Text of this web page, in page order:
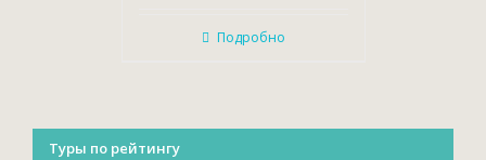
Подробно
Туры по рейтингу